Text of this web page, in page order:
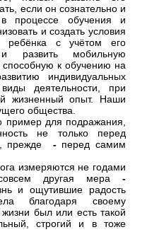
если он сознательно и
процессе обучения и
и создать условия
ребёнка с учётом его
развить мобильную
к обучению на
индивидуальных
деятельности, при
жизненный опыт. Наши
общества.
пример для подражания,
не только перед
прежде -перед самим
измеряются не годами
другая мера -
и ощутившие радость
благодаря своему
был или есть такой
строгий и в тоже